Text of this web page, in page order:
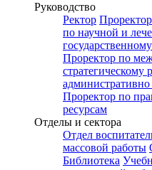
Руководство
Ректор
по научной и
Проректор по
стратегическому
административно
Проректор по
ресурсам
Отделы и сектора
Отдел
массовой работы
Библиотека